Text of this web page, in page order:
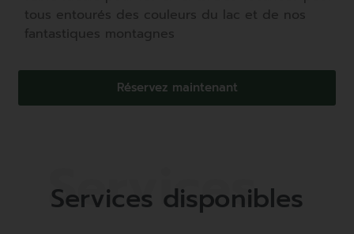
tous entourés des couleurs du lac et de nos
fantastiques montagnes
Réservez maintenant
Services disponibles